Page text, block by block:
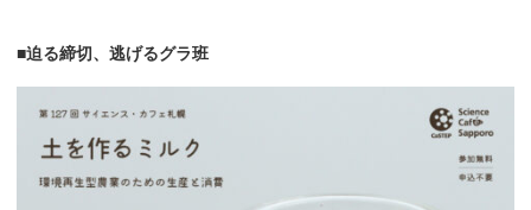
■迫る締切、 逃げるグラ班